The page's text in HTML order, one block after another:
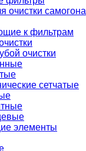
очистки самогона
к фильтрам
очистки
сетчатые
элементы